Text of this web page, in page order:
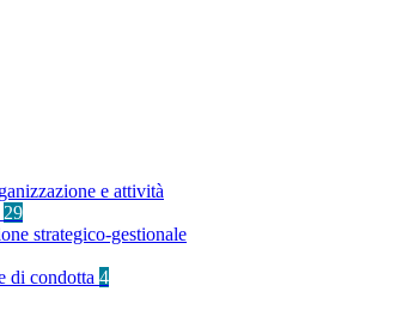
e attività
29
strategico-gestionale
di condotta 4